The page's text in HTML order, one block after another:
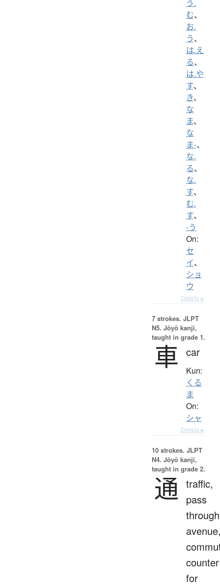
う.
む、
お.
う、
は.え
る、
は.や
す、
き、
な
ま、
な
ま-、
な.
る、
な.
す、
む.
す、
-う
On:
セ
イ、
ショ
ウ
Details ▸
7 strokes. JLPT
N5. Jōyō kanji,
taught in grade 1.
車 car
Kun:
くる
ま
On:
シャ
Details ▸
10 strokes. JLPT
N4. Jōyō kanji,
taught in grade 2.
通 traffic,
pass
counter
for